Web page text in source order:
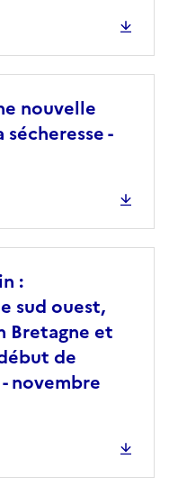
nouvelle
-
:
sud ouest,
Bretagne et
de
novembre